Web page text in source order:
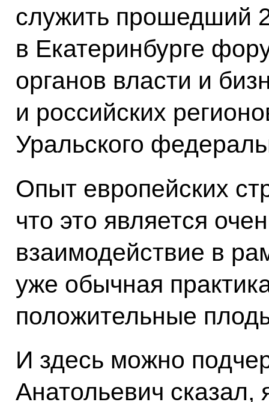
служить прошедший
в Екатеринбурге
органов власти и
и российских
Уральского
Опыт европейских
что это является
взаимодействие в
уже обычная
положительные
И здесь можно
Анатольевич